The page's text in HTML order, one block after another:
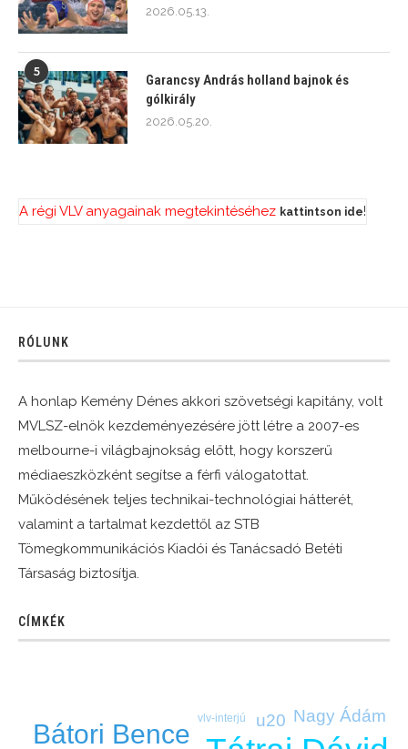
2026.05.13.
5
Garancsy András holland bajnok és
gólkirály
2026.05.20.
A régi VLV anyagainak megtekintéséhez kattintson ide!
RÓLUNK
A honlap Kemény Dénes akkori szövetségi kapitány, volt
MVLSZ-elnök kezdeményezésére jött létre a 2007-es
melbourne-i világbajnokság előtt, hogy korszerű
médiaeszközként segítse a férfi válogatottat.
Működésének teljes technikai-technológiai hátterét,
valamint a tartalmat kezdettől az STB
Tömegkommunikációs Kiadói és Tanácsadó Betéti
Társaság biztosítja.
CÍMKÉK
Bátori Bence
Nagy Ádám
u20
vlv-interjú